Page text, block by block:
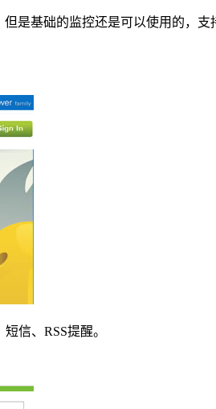
是基础的监控还是可以使用的，
信、RSS提醒。